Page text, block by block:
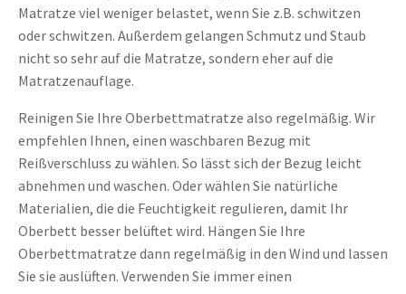
Matratze viel weniger belastet, wenn Sie z.B. schwitzen
oder schwitzen. Außerdem gelangen Schmutz und Staub
nicht so sehr auf die Matratze, sondern eher auf die
Matratzenauflage.
Reinigen Sie Ihre Oberbettmatratze also regelmäßig. Wir
empfehlen Ihnen, einen waschbaren Bezug mit
Reißverschluss zu wählen. So lässt sich der Bezug leicht
abnehmen und waschen. Oder wählen Sie natürliche
Materialien, die die Feuchtigkeit regulieren, damit Ihr
Oberbett besser belüftet wird. Hängen Sie Ihre
Oberbettmatratze dann regelmäßig in den Wind und lassen
Sie sie auslüften. Verwenden Sie immer einen